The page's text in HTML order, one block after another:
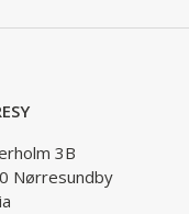
3B
Nørresundby